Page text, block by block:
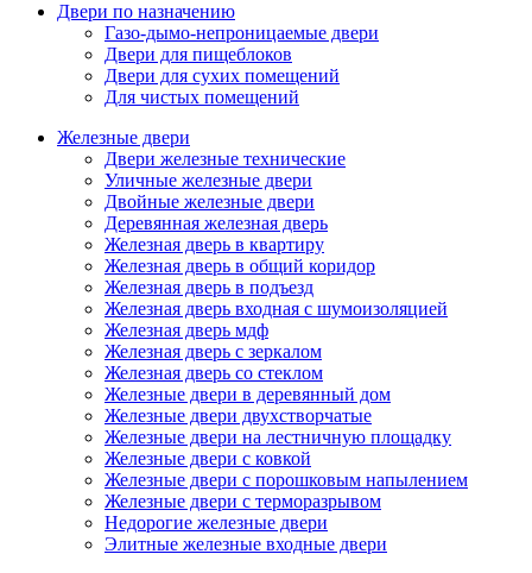
Двери по назначению
Газо-дымо-непроницаемые двери
Двери для пищеблоков
Двери для сухих помещений
Для чистых помещений
Железные двери
Двери железные технические
Уличные железные двери
Двойные железные двери
Деревянная железная дверь
Железная дверь в квартиру
Железная дверь в общий коридор
Железная дверь в подъезд
Железная дверь входная с шумоизоляцией
Железная дверь мдф
Железная дверь с зеркалом
Железная дверь со стеклом
Железные двери в деревянный дом
Железные двери двухстворчатые
Железные двери на лестничную площадку
Железные двери с ковкой
Железные двери с порошковым напылением
Железные двери с терморазрывом
Недорогие железные двери
Элитные железные входные двери